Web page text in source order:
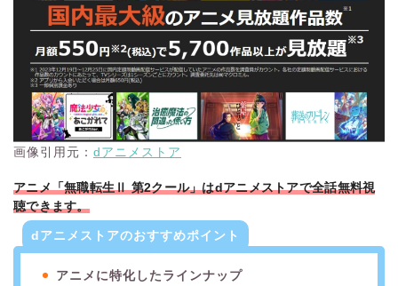
画像引用元： dアニメストア
アニメ「無職転生Ⅱ 第2クール」はdアニメストアで全話無料視
聴できます。
dアニメストアのおすすめポイント
アニメに特化したラインナップ